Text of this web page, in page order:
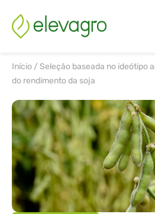
Início /Seleção baseada no ideótipo
do rendimento da soja